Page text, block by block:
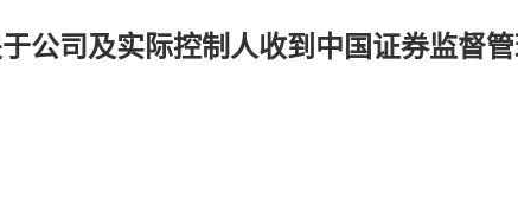
公司及实际控制人收到中国证券监督